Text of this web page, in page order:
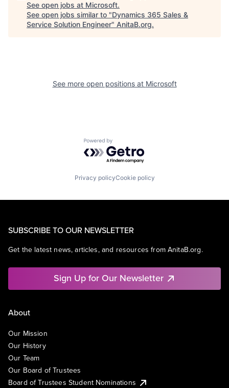
See open jobs at Microsoft.
See open jobs similar to "Dynamics 365 Sales &
Service Solution Engineer" AnitaB.org.
See more open positions at Microsoft
Powered by Getro.com
Privacy policyCookie policy
SUBSCRIBE TO OUR NEWSLETTER
Get the latest news, articles, and resources from AnitaB.org.
Sign Up for Our Newsletter
About
Our Mission
Our History
Our Team
Our Board of Trustees
Board of Trustees Student Nominations